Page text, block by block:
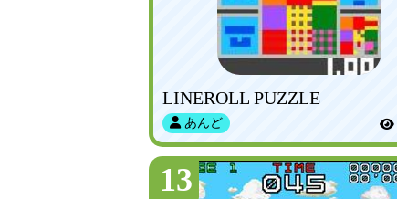
LINEROLL PUZZLE
あんど
13